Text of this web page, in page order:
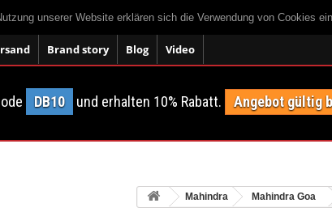
unserer Website erklären sich die Verwendung von Cookies
Brand story Blog Video
DB10 und erhalten 10% Rabatt. Angebot gültig
Mahindra Mahindra Goa